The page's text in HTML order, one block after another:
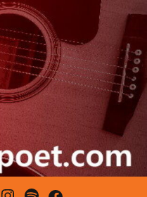
YouTube
Instagram
Spotify